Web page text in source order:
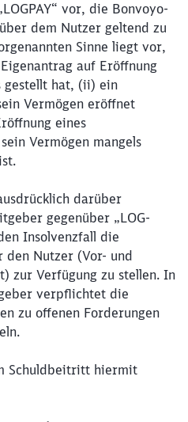
vor, die Bonvoyo-
dem Nutzer geltend zu
Sinne liegt vor,
auf Eröffnung
gestellt hat, (ii) ein
Vermögen eröffnet
eines
Vermögen mangels
darüber
gegenüber „LOG-
Insolvenzfall die
Nutzer (Vor- und
zur Verfügung zu stellen. In
verpflichtet die
zu offenen Forderungen
Schuldbeitritt hiermit